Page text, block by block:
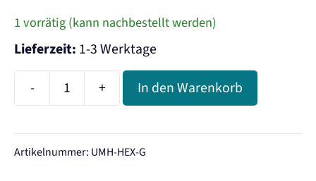
1 vorrätig (kann nachbestellt werden)
Lieferzeit: 1-3 Werktage
-
UMH
Gold
Menge
+ In den Warenkorb
Artikelnummer: UMH-HEX-G